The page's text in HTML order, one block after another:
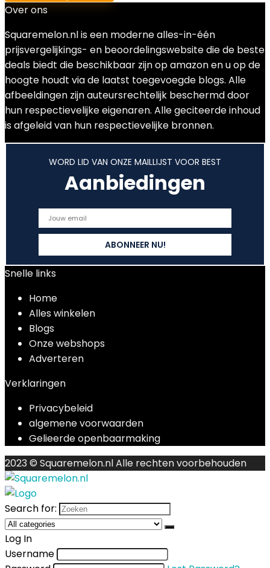
Over ons
Squaremelon.nl is een moderne alles-in-één
prijsvergelijkings- en beoordelingswebsite die de beste
deals biedt die beschikbaar zijn op amazon en u op de
hoogte houdt via de laatst toegevoegde blogs. Alle
afbeeldingen zijn auteursrechtelijk beschermd door
hun respectievelijke eigenaren. Alle geciteerde inhoud
is afgeleid van hun respectievelijke bronnen.
WORD LID VAN ONZE MAILLIJST VOOR BEST
Aanbiedingen
Snelle links
Home
Alles winkelen
Blogs
Onze webshops
Adverteren
Verklaringen
Privacybeleid
algemene voorwaarden
Gelieerde openbaarmaking
2023 © Squaremelon.nl Alle rechten voorbehouden
Search for:
Log In
Username